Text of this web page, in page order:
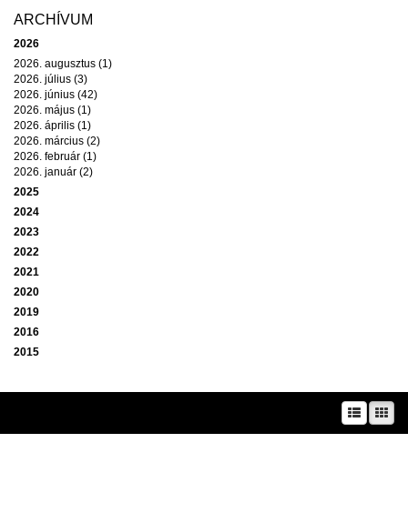
ARCHÍVUM
2026
2026. augusztus (1)
2026. július (3)
2026. június (42)
2026. május (1)
2026. április (1)
2026. március (2)
2026. február (1)
2026. január (2)
2025
2024
2023
2022
2021
2020
2019
2016
2015